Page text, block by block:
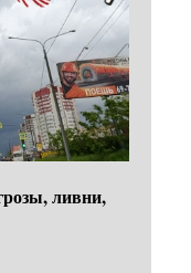
ливни,